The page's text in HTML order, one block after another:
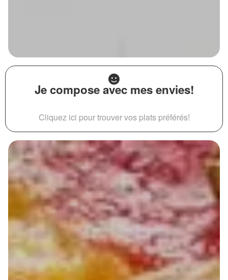
Je compose avec mes envies!
Cliquez ici pour trouver vos plats préférés!